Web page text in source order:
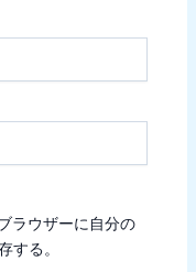
ラウザーに自分の
する。